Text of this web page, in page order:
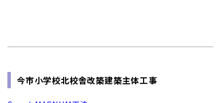
今市小学校北校舎改築建築主体工事